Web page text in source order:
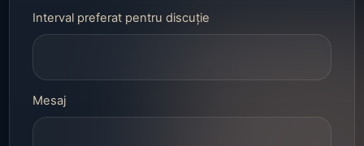
Interval preferat pentru discuție
Mesaj